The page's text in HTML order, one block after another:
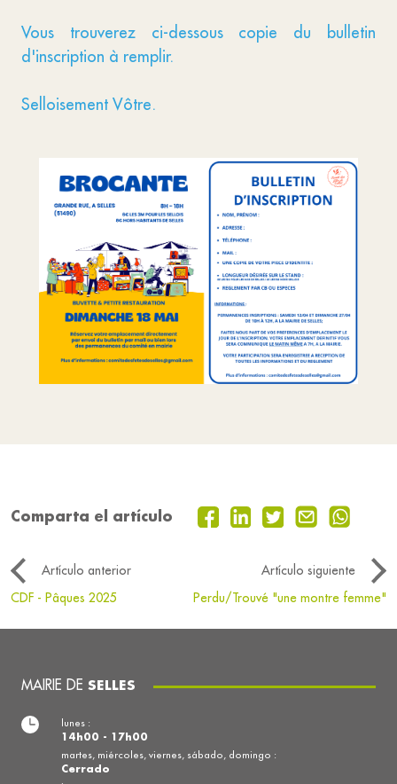
Vous trouverez ci-dessous copie du bulletin
d'inscription à remplir.
Selloisement Vôtre.
Comparta el artículo
Artículo anterior
Artículo siguiente
CDF - Pâques 2025
Perdu/Trouvé "une montre femme"
MAIRIE DE SELLES
lunes :
14h00 - 17h00
martes, miércoles, viernes, sábado, domingo :
Cerrado